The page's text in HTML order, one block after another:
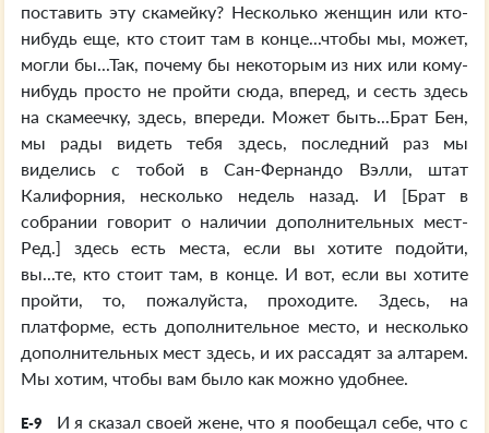
поставить эту скамейку? Несколько женщин или кто-
нибудь еще, кто стоит там в конце...чтобы мы, может,
могли бы...Так, почему бы некоторым из них или кому-
нибудь просто не пройти сюда, вперед, и сесть здесь
на скамеечку, здесь, впереди. Может быть...Брат Бен,
мы рады видеть тебя здесь, последний раз мы
виделись с тобой в Сан-Фернандо Вэлли, штат
Калифорния, несколько недель назад. И [Брат в
собрании говорит о наличии дополнительных мест-
Ред.] здесь есть места, если вы хотите подойти,
вы...те, кто стоит там, в конце. И вот, если вы хотите
пройти, то, пожалуйста, проходите. Здесь, на
платформе, есть дополнительное место, и несколько
дополнительных мест здесь, и их рассадят за алтарем.
Мы хотим, чтобы вам было как можно удобнее.
E-9
И я сказал своей жене, что я пообещал себе, что с